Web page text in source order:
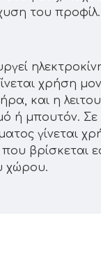
του προφίλ.
χρήση
και η
ή μπουτόν.
γίνεται
βρίσκεται
χώρου.